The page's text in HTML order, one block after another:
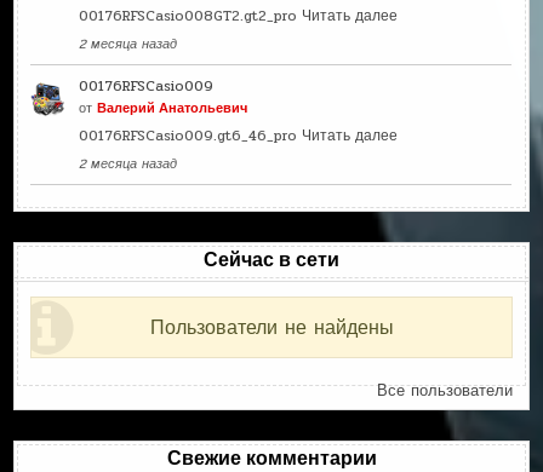
00176RFSCasio008GT2.gt2_pro Читать далее
2 месяца назад
00176RFSCasio009
отВалерий Анатольевич
00176RFSCasio009.gt6_46_pro Читать далее
2 месяца назад
Сейчас в сети
Пользователи не найдены
Все пользователи
Свежие комментарии